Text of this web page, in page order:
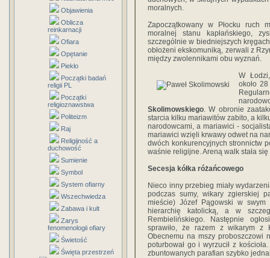
Objawienia
Oblicza
reinkarnacji
Ofiara
Opętanie
Piekło
Początki badań
religii PL
Początki
religioznawstwa
Politeizm
Raj
Religijność a
duchowość
Sumienie
Symbol
System ofiarny
Wszechwiedza
Zabawa i kult
Zarys
fenomenologii ofiary
Świetość
Święta przestrzeń
moralnych.
Zapoczątkowany w Płocku ruch
moralnej stanu kapłańskiego,
szczególnie w biedniejszych
obłożeni ekskomuniką, zerwali z
między zwolennikami obu wyznań.
W
około
Skolimowskiego. W obronie
starcia kilku mariawitów zabito, a
narodowcami, a mariawici -
mariawici wzięli krwawy odwet na
dwóch konkurencyjnych stronnictw
waśnie religijne. Areną walk stała
Secesja kółka różańcowego
Nieco inny przebieg miały
podczas sumy, wikary zgierskiej
mieście) Józef Pągowski w swym
hierarchię katolicką, a w
Rembielińskiego. Następnie
sprawiło, że razem z wikarym z
Obecnemu na mszy proboszczowi
poturbował go i wyrzucił z
zbuntowanych parafian szybko